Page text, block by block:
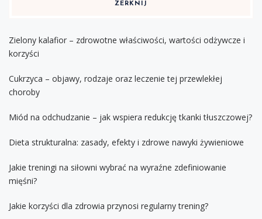
ZERKNIJ
Zielony kalafior – zdrowotne właściwości, wartości odżywcze i
korzyści
Cukrzyca – objawy, rodzaje oraz leczenie tej przewlekłej
choroby
Miód na odchudzanie – jak wspiera redukcję tkanki tłuszczowej?
Dieta strukturalna: zasady, efekty i zdrowe nawyki żywieniowe
Jakie treningi na siłowni wybrać na wyraźne zdefiniowanie
mięśni?
Jakie korzyści dla zdrowia przynosi regularny trening?